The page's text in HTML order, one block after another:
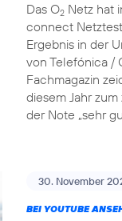
Das O2Netz hat
connect
Ergebnis in der
von Telefónica /
Fachmagazin
diesem Jahr
der Note „sehr
30. November
BEI YOUTUBE